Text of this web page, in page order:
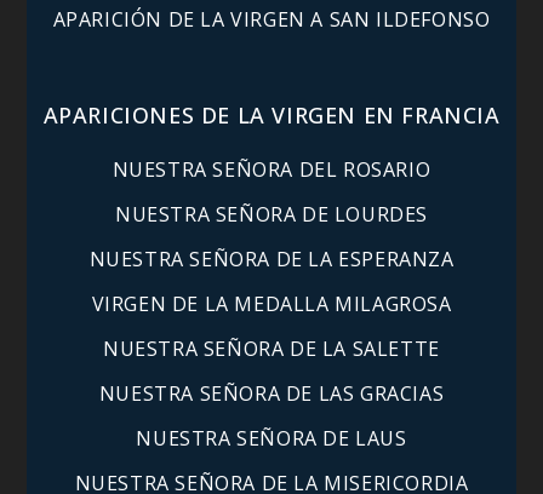
APARICIÓN DE LA VIRGEN A SAN ILDEFONSO
APARICIONES DE LA VIRGEN EN FRANCIA
NUESTRA SEÑORA DEL ROSARIO
NUESTRA SEÑORA DE LOURDES
NUESTRA SEÑORA DE LA ESPERANZA
VIRGEN DE LA MEDALLA MILAGROSA
NUESTRA SEÑORA DE LA SALETTE
NUESTRA SEÑORA DE LAS GRACIAS
NUESTRA SEÑORA DE LAUS
NUESTRA SEÑORA DE LA MISERICORDIA